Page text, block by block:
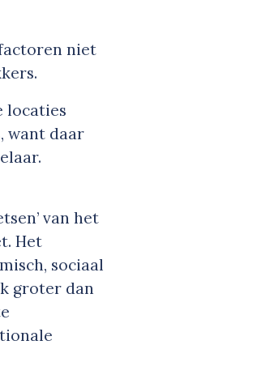
niet
locaties
want daar
van het
Het
sociaal
groter dan